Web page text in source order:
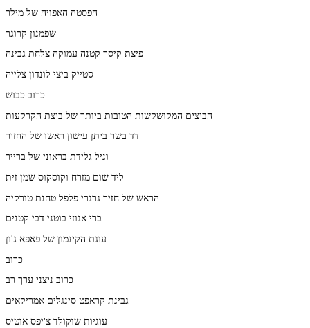
הפסטה האפויה של מילר
שפמנון קרוגר
פיצת קיסר קטנה עמוקה צלחת גבינה
סטייק ביצי לונדון צלייה
כרוב כבוש
הביצים המקושקשות הטובות ביותר של ביצת הקרקעות
דד בשר ביתן עישון ראשו של החזיר
וניל גלידת בראוני של ברייר
ליד שום מזרח וקוסקוס שמן זית
הראש של חזיר גרגרי פלפל טחנת טורקיה
ברי אגוזי בוטני דבי קטנים
עוגת הקינמון של פאפא ג'ון
כרוב
כרוב ניצני ערך רב
גבינת קראפט סינגלים אמריקאים
עוגיות שוקולד צ'יפס אוטיס